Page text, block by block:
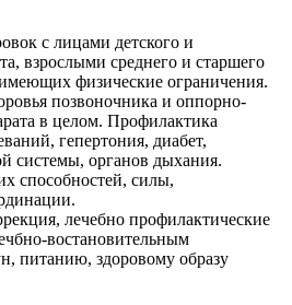
с лицами детского и
взрослыми среднего и старшего
физические ограничения.
позвоночника и оппорно-
в целом. Профилактика
гепертония, диабет,
системы, органов дыхания.
способностей, силы,
лечебно профилактические
востановительным
питанию, здоровому образу